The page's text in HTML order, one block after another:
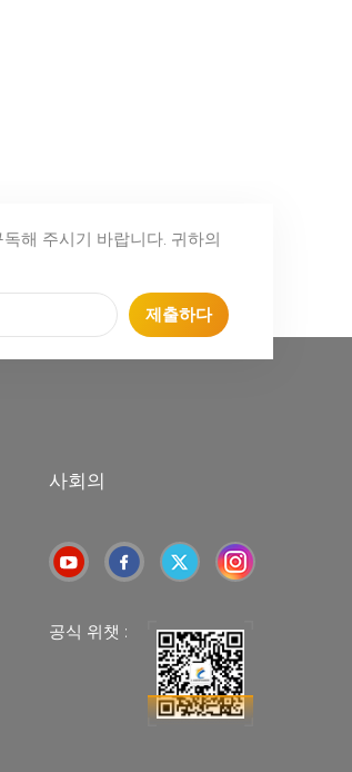
해 주시기 바랍니다. 귀하의
제출하다
사회의
공식 위챗 :